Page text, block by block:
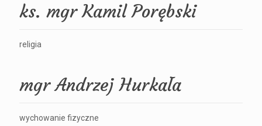
ks. mgr Kamil Porębski
religia
mgr Andrzej Hurkała
wychowanie fizyczne